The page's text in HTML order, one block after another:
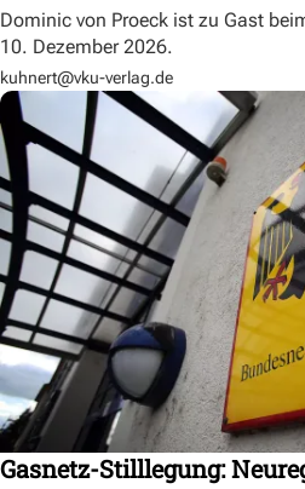
Dominic von Proeck ist zu Gast
10. Dezember 2026.
kuhnert@vku-verlag.de
Gasnetz-Stilllegung: